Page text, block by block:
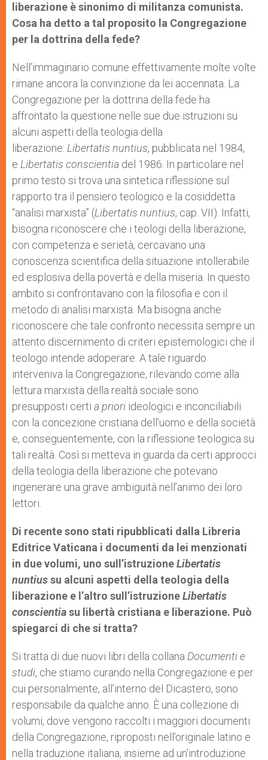
liberazione è sinonimo di militanza comunista.
Cosa ha detto a tal proposito la Congregazione
per la dottrina della fede?
Nell’immaginario comune effettivamente molte volte
rimane ancora la convinzione da lei accennata. La
Congregazione per la dottrina della fede ha
affrontato la questione nelle sue due istruzioni su
alcuni aspetti della teologia della
liberazione: Libertatis nuntius, pubblicata nel 1984,
e Libertatis conscientia del 1986. In particolare nel
primo testo si trova una sintetica riflessione sul
rapporto tra il pensiero teologico e la cosiddetta
“analisi marxista” (Libertatis nuntius, cap. VII). Infatti,
bisogna riconoscere che i teologi della liberazione,
con competenza e serietà, cercavano una
conoscenza scientifica della situazione intollerabile
ed esplosiva della povertà e della miseria. In questo
ambito si confrontavano con la filosofia e con il
metodo di analisi marxista. Ma bisogna anche
riconoscere che tale confronto necessita sempre un
attento discernimento di criteri epistemologici che il
teologo intende adoperare. A tale riguardo
interveniva la Congregazione, rilevando come alla
lettura marxista della realtà sociale sono
presupposti certi a priori ideologici e inconciliabili
con la concezione cristiana dell’uomo e della società
e, conseguentemente, con la riflessione teologica su
tali realtà. Così si metteva in guarda da certi approcci
della teologia della liberazione che potevano
ingenerare una grave ambiguità nell’animo dei loro
lettori.
Di recente sono stati ripubblicati dalla Libreria
Editrice Vaticana i documenti da lei menzionati
in due volumi, uno sull’istruzioneLibertatis
nuntiussu alcuni aspetti della teologia della
liberazione e l’altro sull’istruzioneLibertatis
conscientiasu libertà cristiana e liberazione. Può
spiegarci di che si tratta?
Si tratta di due nuovi libri della collana Documenti e
studi, che stiamo curando nella Congregazione e per
cui personalmente, all’interno del Dicastero, sono
responsabile da qualche anno. È una collezione di
volumi, dove vengono raccolti i maggiori documenti
della Congregazione, riproposti nell’originale latino e
nella traduzione italiana, insieme ad un’introduzione